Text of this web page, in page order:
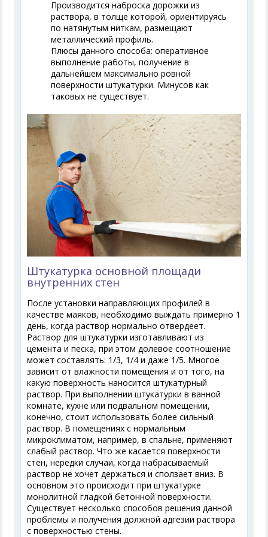
Производится наброска дорожки из
раствора, в толще которой, ориентируясь
по натянутым ниткам, размещают
металлический профиль.
Плюсы данного способа: оперативное
выполнение работы, получение в
дальнейшем максимально ровной
поверхности штукатурки. Минусов как
таковых не существует.
Штукатурка основной площади
внутренних стен
После установки направляющих профилей в
качестве маяков, необходимо выждать примерно 1
день, когда раствор нормально отвердеет.
Раствор для штукатурки изготавливают из
цемента и песка, при этом долевое соотношение
может составлять: 1/3, 1/4 и даже 1/5. Многое
зависит от влажности помещения и от того, на
какую поверхность наносится штукатурный
раствор. При выполнении штукатурки в ванной
комнате, кухне или подвальном помещении,
конечно, стоит использовать более сильный
раствор. В помещениях с нормальным
микроклиматом, например, в спальне, применяют
слабый раствор. Что же касается поверхности
стен, нередки случаи, когда набрасываемый
раствор не хочет держаться и сползает вниз. В
основном это происходит при штукатурке
монолитной гладкой бетонной поверхности.
Существует несколько способов решения данной
проблемы и получения должной адгезии раствора
с поверхностью стены.